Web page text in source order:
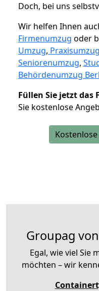
Doch, bei uns
Wir helfen Ihnen
Firmenumzug oder
Umzug, Praxisumzug
Seniorenumzug,
Behördenumzug
Füllen Sie jetzt das
Sie kostenlose
Groupag
Egal, wie viel Sie
möchten – wir